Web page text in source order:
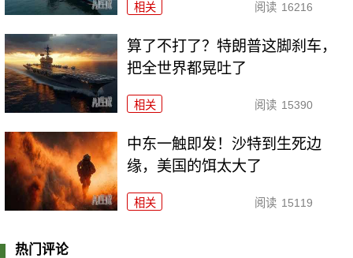
相关 阅读 16216
算了不打了？特朗普这脚刹车，
把全世界都晃吐了
相关 阅读 15390
中东一触即发！沙特到生死边
缘，美国的饵太大了
相关 阅读 15119
热门评论